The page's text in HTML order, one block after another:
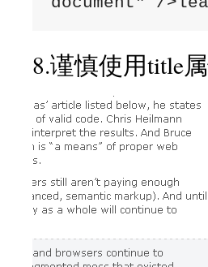
8.谨慎使用title